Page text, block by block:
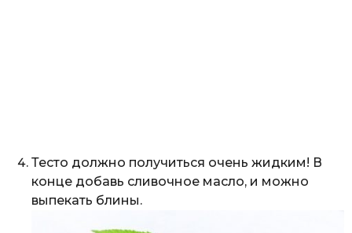
Тесто должно получиться очень жидким! В
конце добавь сливочное масло, и можно
выпекать блины.